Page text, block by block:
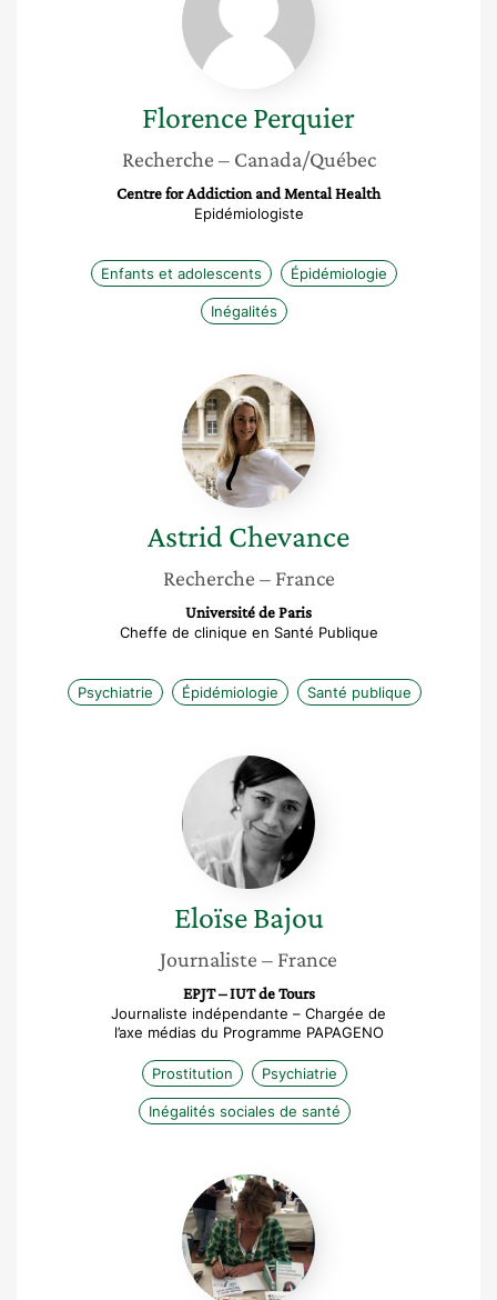
FlorencePerquier
Recherche – Canada/Québec
Centre for Addiction and Mental Health
Epidémiologiste
Enfants et adolescents Épidémiologie
Inégalités
Astrid
Chevance
Astrid Chevance
Recherche – France
Université de Paris
Cheffe de clinique en Santé Publique
Psychiatrie Épidémiologie Santé publique
Eloïse
Bajou
Eloïse Bajou
Journaliste – France
EPJT – IUT de Tours
Journaliste indépendante – Chargée de
l’axe médias du Programme PAPAGENO
Prostitution Psychiatrie
Inégalités sociales de santé
Florence
Vertanessian
de
Boissoudy